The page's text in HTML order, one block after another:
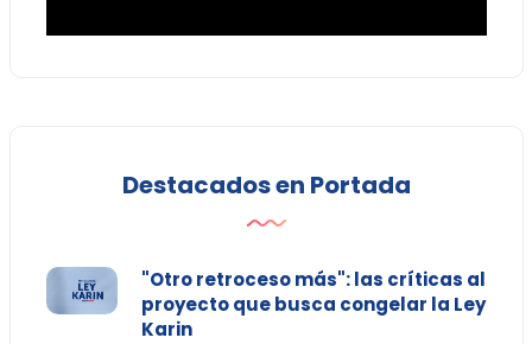
Destacados en Portada
"Otro retroceso más": las críticas al
proyecto que busca congelar la Ley
Karin